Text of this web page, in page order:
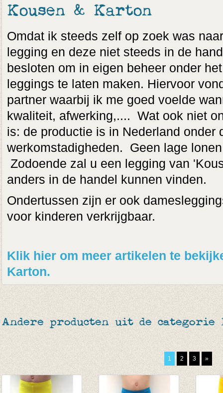
Kousen & Karton
Omdat ik steeds zelf op zoek was
legging en deze niet steeds in de
besloten om in eigen beheer onder
leggings te laten maken. Hiervoor
partner waarbij ik me goed voelde
kwaliteit, afwerking,.... Wat ook niet
is: de productie is in Nederland onder
werkomstadigheden. Geen lage
Zodoende zal u een legging van
anders in de handel kunnen vinden.
Ondertussen zijn er ook
voor kinderen verkrijgbaar.
Klik hier om meer artikelen te
Karton.
Andere producten uit de categorie
1 2 3 »